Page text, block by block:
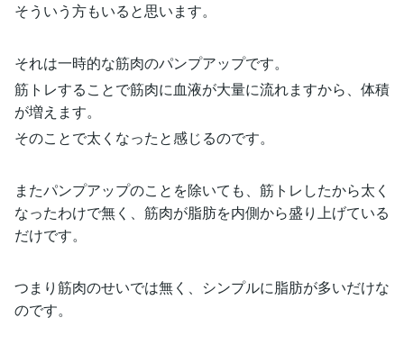
そういう方もいると思います。
それは一時的な筋肉のパンプアップです。
筋トレすることで筋肉に血液が大量に流れますから、体積
が増えます。
そのことで太くなったと感じるのです。
またパンプアップのことを除いても、筋トレしたから太く
なったわけで無く、筋肉が脂肪を内側から盛り上げている
だけです。
つまり筋肉のせいでは無く、シンプルに脂肪が多いだけな
のです。